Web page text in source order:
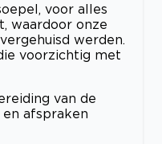
voor alles
waardoor onze
werden.
voorzichtig met
van de
en afspraken